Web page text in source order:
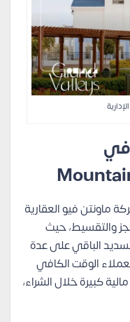
في
ماونتن فيو العقارية
والتقسيط، حيث
الباقي على عدة
الوقت الكافي
كبيرة خلال الشراء،